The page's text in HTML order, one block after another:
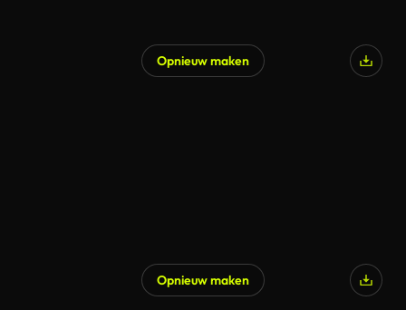
Opnieuw maken
Opnieuw maken